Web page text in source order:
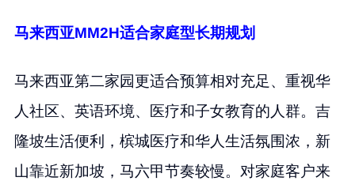
马来西亚MM2H适合家庭型长期规划
马来西亚第二家园更适合预算相对充足、重视华
人社区、英语环境、医疗和子女教育的人群。吉
隆坡生活便利，槟城医疗和华人生活氛围浓，新
山靠近新加坡，马六甲节奏较慢。对家庭客户来